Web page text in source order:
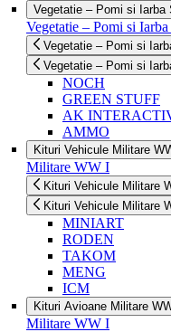
Vegetatie – Pomi si Iarba
Vegetatie – Pomi si
Vegetatie – Pomi si
Vegetatie – Pomi si
NOCH
GREEN STUFF
AK
AMMO
Kituri Vehicule Militare
Militare WW I
Kituri Vehicule Militare
Kituri Vehicule Militare
MINIART
RODEN
TAKOM
MENG
ICM
Kituri Avioane Militare
Militare WW I